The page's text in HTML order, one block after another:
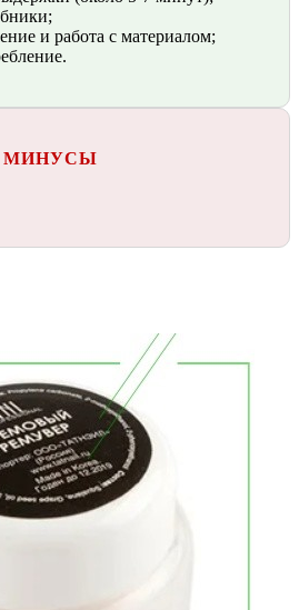
и работа с материалом;
МИНУСЫ